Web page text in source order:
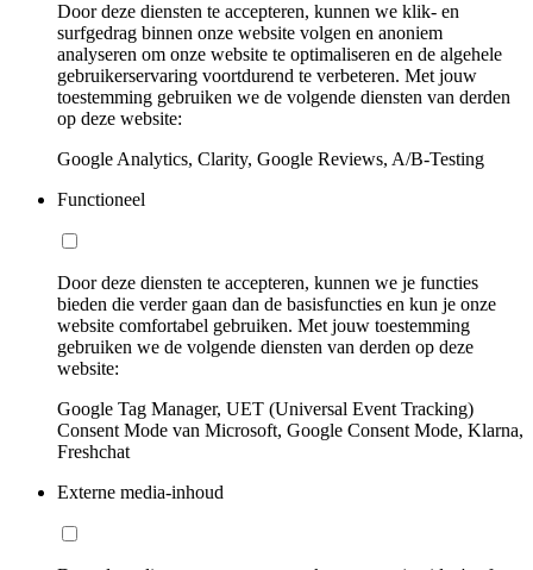
Door deze diensten te accepteren, kunnen we klik- en
surfgedrag binnen onze website volgen en anoniem
analyseren om onze website te optimaliseren en de algehele
gebruikerservaring voortdurend te verbeteren. Met jouw
toestemming gebruiken we de volgende diensten van derden
op deze website:
Google Analytics, Clarity, Google Reviews, A/B-Testing
Functioneel
Door deze diensten te accepteren, kunnen we je functies
bieden die verder gaan dan de basisfuncties en kun je onze
website comfortabel gebruiken. Met jouw toestemming
gebruiken we de volgende diensten van derden op deze
website:
Google Tag Manager, UET (Universal Event Tracking)
Consent Mode van Microsoft, Google Consent Mode, Klarna,
Freshchat
Externe media-inhoud